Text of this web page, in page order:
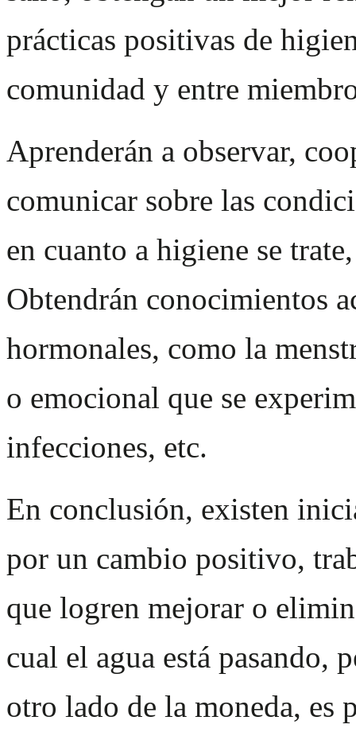
prácticas positivas de
comunidad y entre
Aprenderán a observar,
comunicar sobre las
en cuanto a higiene se
Obtendrán conocimientos
hormonales, como la
o emocional que se
infecciones, etc.
En conclusión, existen
por un cambio positivo,
que logren mejorar o
cual el agua está pasando,
otro lado de la moneda, es